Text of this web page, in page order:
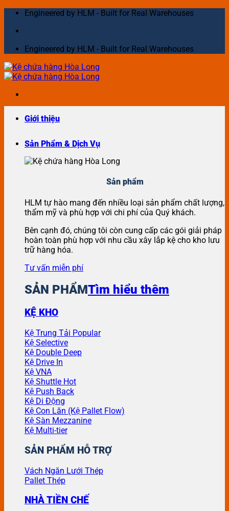
Skip
content
Engineered by HLM - Built for Real Warehouses
Engineered by HLM - Built for Real Warehouses
Giới thiệu
Sản Phẩm & Dịch Vụ
Sản phẩm
HLM tự hào mang đến nhiều loại sản phẩm chất lượng,
thẩm mỹ và phù hợp với chi phí của Quý khách.
Bên cạnh đó, chúng tôi còn cung cấp các gói giải pháp
hoàn toàn phù hợp với nhu cầu xây lắp kệ cho kho lưu
trữ hàng hóa.
Tư vấn miễn phí
SẢN PHẨMTìm hiểu thêm
KỆ KHO
Kệ Trung Tải
Kệ Selective
Kệ Double Deep
Kệ Drive In
Kệ VNA
Kệ Shuttle
Kệ Push Back
Kệ Di Động
Kệ Con Lăn (Kệ Pallet Flow)
Kệ Sàn Mezzanine
Kệ Multi-tier
SẢN PHẨM HỖ TRỢ
Vách Ngăn Lưới Thép
Pallet Thép
NHÀ TIỀN CHẾ